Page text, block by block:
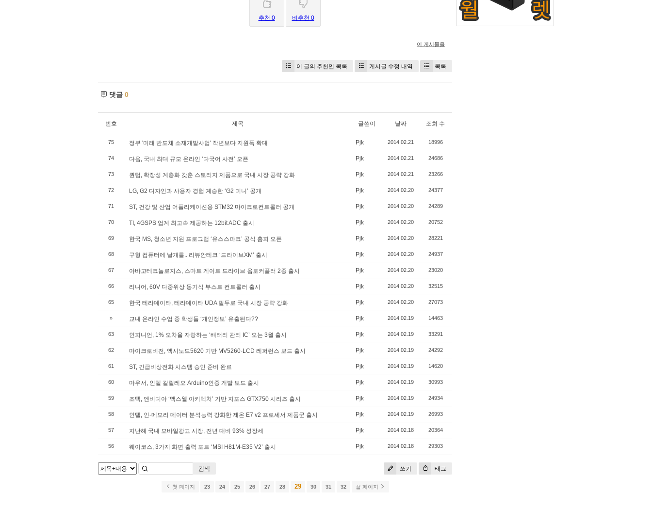
추천 0 비추천 0
이 게시물을
이 글의 추천인 목록 게시글 수정 내역 목록
댓글 0
번호 제목 글쓴이 날짜 조회 수
75 정부 '미래 반도체 소재개발사업' 작년보다 지원폭 확대 Pjk 2014.02.21 18996
74 다음, 국내 최대 규모 온라인 ‘다국어 사전’ 오픈 Pjk 2014.02.21 24686
73 퀀텀, 확장성 계층화 갖춘 스토리지 제품으로 국내 시장 공략 강화 Pjk 2014.02.21 23266
72 LG, G2 디자인과 사용자 경험 계승한 ‘G2 미니’ 공개 Pjk 2014.02.20 24377
71 ST, 건강 및 산업 어플리케이션용 STM32 마이크로컨트롤러 공개 Pjk 2014.02.20 24289
70 TI, 4GSPS 업계 최고속 제공하는 12bit ADC 출시 Pjk 2014.02.20 20752
69 한국 MS, 청소년 지원 프로그램 ‘유스스파크’ 공식 홈피 오픈 Pjk 2014.02.20 28221
68 구형 컴퓨터에 날개를.. 리뷰안테크 ‘드라이브XM’ 출시 Pjk 2014.02.20 24937
67 아바고테크놀로지스, 스마트 게이트 드라이브 옵토커플러 2종 출시 Pjk 2014.02.20 23020
66 리니어, 60V 다중위상 동기식 부스트 컨트롤러 출시 Pjk 2014.02.20 32515
65 한국 테라데이타, 테라데이타 UDA 필두로 국내 시장 공략 강화 Pjk 2014.02.20 27073
» 교내 온라인 수업 중 학생들 ‘개인정보’ 유출된다?? Pjk 2014.02.19 14463
63 인피니언, 1% 오차율 자랑하는 ‘배터리 관리 IC’ 오는 3월 출시 Pjk 2014.02.19 33291
62 마이크로비전, 엑시노드5620 기반 MV5260-LCD 레퍼런스 보드 출시 Pjk 2014.02.19 24292
61 ST, 긴급비상전화 시스템 승인 준비 완료 Pjk 2014.02.19 14620
60 마우서, 인텔 갈릴레오 Arduino인증 개발 보드 출시 Pjk 2014.02.19 30993
59 조텍, 엔비디아 ‘맥스웰 아키텍처’ 기반 지포스 GTX750 시리즈 출시 Pjk 2014.02.19 24934
58 인텔, 인-메모리 데이터 분석능력 강화한 제온 E7 v2 프로세서 제품군 출시 Pjk 2014.02.19 26993
57 지난해 국내 모바일광고 시장, 전년 대비 93% 성장세 Pjk 2014.02.18 20364
56 웨이코스, 3가지 화면 출력 포트 ‘MSI H81M-E35 V2’ 출시 Pjk 2014.02.18 29303
쓰기 태그
검색
첫 페이지 23 24 25 26 27 28 29 30 31 32 끝 페이지